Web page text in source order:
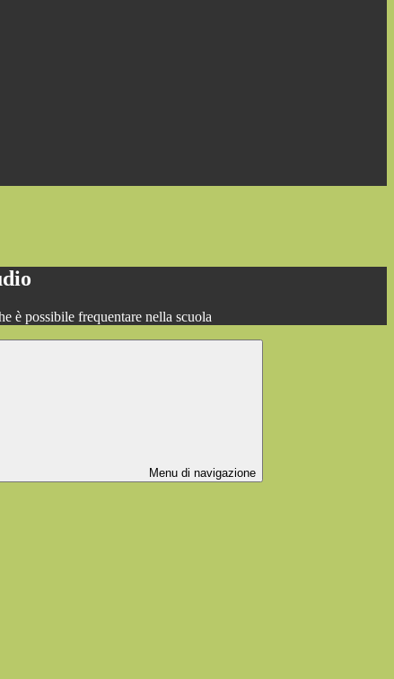
è possibile frequentare nella scuola
Menu di navigazione